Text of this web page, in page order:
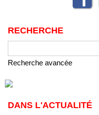
RECHERCHE
Recherche avancée
DANS L'ACTUALITÉ